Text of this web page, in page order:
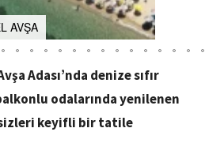
AVŞA
Adası’nda denize sıfır
odalarında yenilenen
sizleri keyifli bir tatile